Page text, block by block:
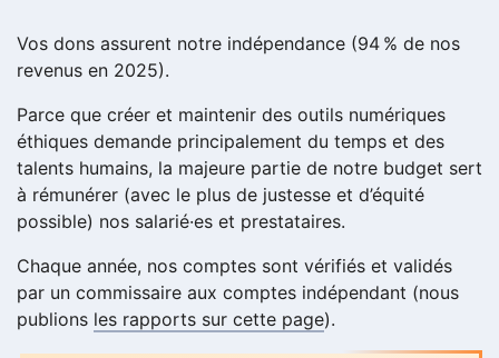
Vos dons assurent notre indépendance (94 % de nos
revenus en 2025).
Parce que créer et maintenir des outils numériques
éthiques demande principalement du temps et des
talents humains, la majeure partie de notre budget sert
à rémunérer (avec le plus de justesse et d’équité
possible) nos salarié·es et prestataires.
Chaque année, nos comptes sont vérifiés et validés
par un commissaire aux comptes indépendant (nous
publions les rapports sur cette page).